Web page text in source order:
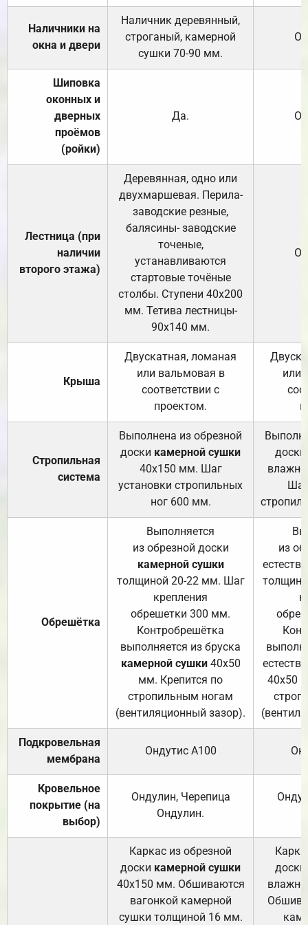
Наличники на
окна и двери
Наличник деревянный,
строганый, камерной
сушки 70-90 мм.
Шиповка
оконных и
дверных
проёмов
(ройки)
Да.
Лестница (при
наличии
второго этажа)
Деревянная, одно или
двухмаршевая. Перила-
заводские резные,
балясины- заводские
точеные,
устанавливаются
стартовые точёные
столбы. Ступени 40х200
мм. Тетива лестницы-
90х140 мм.
Крыша
Двускатная, ломаная
или вальмовая в
соответствии с
проектом.
или
Стропильная
система
Выполнена из обрезной
доски камерной сушки
40х150 мм. Шаг
установки стропильных
ног 600 мм.
доски
Обрешётка
Выполняется
из обрезной доски
камерной сушки
толщиной 20-22 мм. Шаг
крепления
обрешетки 300 мм.
Контробрешётка
выполняется из бруска
камерной сушки40х50
мм. Крепится по
стропильным ногам
(вентиляционный зазор).
из
40х50
Подкровельная
мембрана
Ондутис А100
Кровельное
покрытие (на
выбор)
Ондулин, Черепица
Ондулин.
Каркас из обрезной
доски камерной сушки
40х150 мм. Обшиваются
вагонкой камерной
сушки толщиной 16 мм.
доски